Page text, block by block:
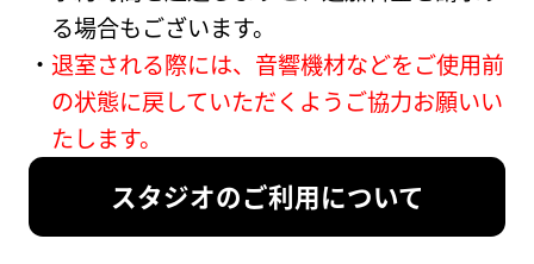
る場合もございます。
退室される際には、音響機材などをご使用前
の状態に戻していただくようご協力お願いい
たします。
スタジオのご利用について